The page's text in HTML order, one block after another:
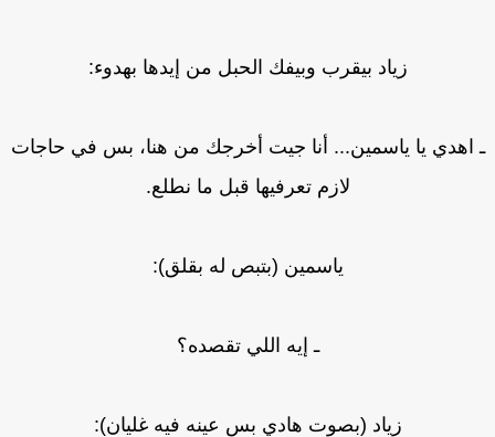
زياد بيقرب وبيفك الحبل من إيدها بهدوء:
اهدي يا ياسمين... أنا جيت أخرجك من هنا، بس في حاجات
لازم تعرفيها قبل ما نطلع.
ياسمين (بتبص له بقلق):
ـ إيه اللي تقصده؟
زياد (بصوت هادي بس عينه فيه غليان):